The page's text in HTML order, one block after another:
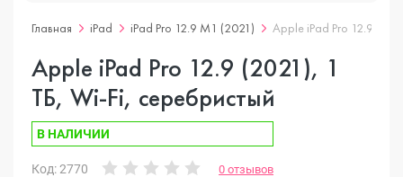
Главная iPad iPad Pro 12.9 M1 (2021) Apple iPad Pro 12.9
Apple iPad Pro 12.9 (2021), 1
ТБ, Wi-Fi, серебристый
В НАЛИЧИИ
Код: 2770 0 отзывов